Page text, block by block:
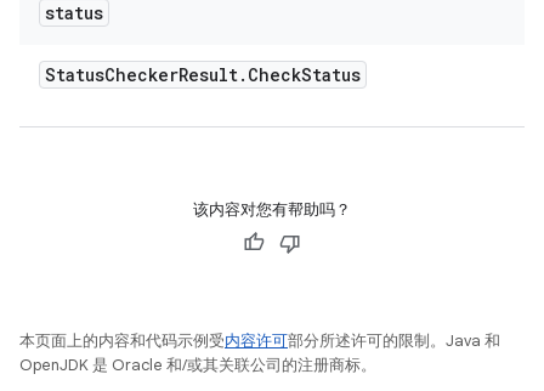
status
StatusCheckerResult. CheckStatus
该内容对您有帮助吗？
本页面上的内容和代码示例受内容许可部分所述许可的限制。Java 和
OpenJDK 是 Oracle 和/或其关联公司的注册商标。